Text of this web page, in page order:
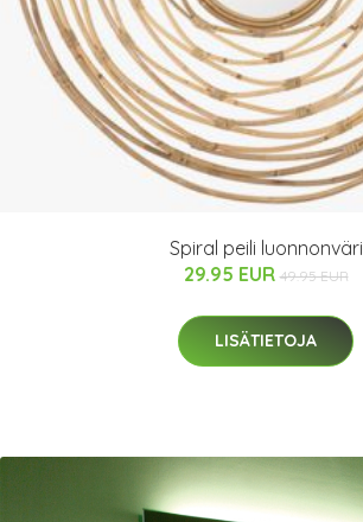
Spiral peili luonnonväri
29.95 EUR 49.95 EUR
LISÄTIETOJA